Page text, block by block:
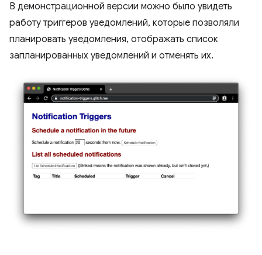
В демонстрационной версии можно было увидеть
работу триггеров уведомлений, которые позволяли
планировать уведомления, отображать список
запланированных уведомлений и отменять их.